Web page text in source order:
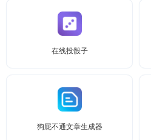
在线投骰子
狗屁不通文章生成器